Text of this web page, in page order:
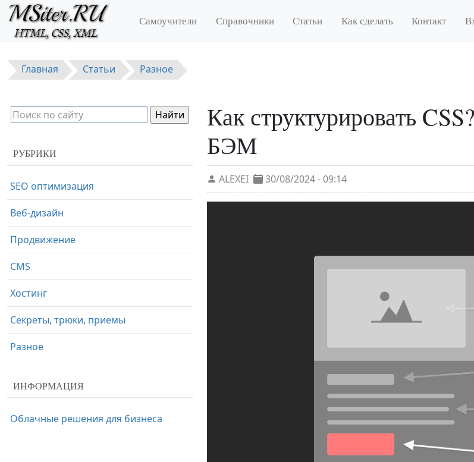
Перейти к основному содержанию
Самоучители Справочники Статьи Как сделать Контакт
Главная Статьи Разное
Как структурировать
БЭМ
ALEXEI 30/08/2024 - 09:14
РУБРИКИ
SEO оптимизация
Веб-дизайн
Продвижение
CMS
Хостинг
Секреты, трюки, приемы
Разное
ИНФОРМАЦИЯ
Облачные решения для бизнеса